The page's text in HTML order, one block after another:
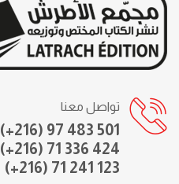
تواصل معنا
(+216) 97 483 501
(+216) 71 336 424
(+216) 71 241 123